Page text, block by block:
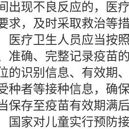
出现不良反应的，医
求，及时采取救治等
卫生人员应当按照
准确、完整记录疫苗
的识别信息、有效期
种者等接种信息，确
保存至疫苗有效期满
对儿童实行预防接